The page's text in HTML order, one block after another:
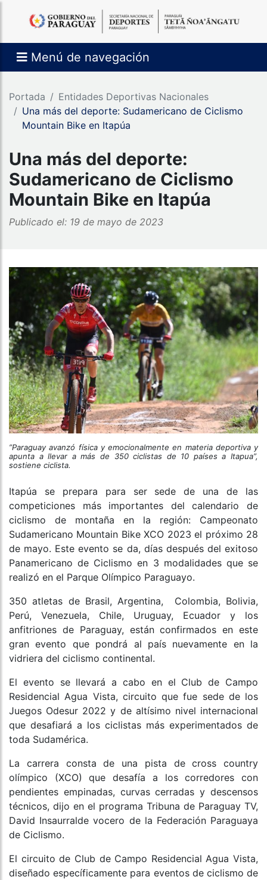
Menú de navegación
Portada
Entidades Deportivas Nacionales
Una más del deporte: Sudamericano de Ciclismo
Mountain Bike en Itapúa
Una más del deporte:
Sudamericano de Ciclismo
Mountain Bike en Itapúa
Publicado el: 19 de mayo de 2023
”Paraguay avanzó física y emocionalmente en materia deportiva y
apunta a llevar a más de 350 ciclistas de 10 países a Itapua”,
sostiene ciclista.
Itapúa se prepara para ser sede de una de las
competiciones más importantes del calendario de
ciclismo de montaña en la región: Campeonato
Sudamericano Mountain Bike XCO 2023 el próximo 28
de mayo. Este evento se da, días después del exitoso
Panamericano de Ciclismo en 3 modalidades que se
realizó en el Parque Olímpico Paraguayo.
350 atletas de Brasil, Argentina, Colombia, Bolivia,
Perú, Venezuela, Chile, Uruguay, Ecuador y los
anfitriones de Paraguay, están confirmados en este
gran evento que pondrá al país nuevamente en la
vidriera del ciclismo continental.
El evento se llevará a cabo en el Club de Campo
Residencial Agua Vista, circuito que fue sede de los
Juegos Odesur 2022 y de altísimo nivel internacional
que desafiará a los ciclistas más experimentados de
toda Sudamérica.
La carrera consta de una pista de cross country
olímpico (XCO) que desafía a los corredores con
pendientes empinadas, curvas cerradas y descensos
técnicos, dijo en el programa Tribuna de Paraguay TV,
David Insaurralde vocero de la Federación Paraguaya
de Ciclismo.
El circuito de Club de Campo Residencial Agua Vista,
diseñado específicamente para eventos de ciclismo de